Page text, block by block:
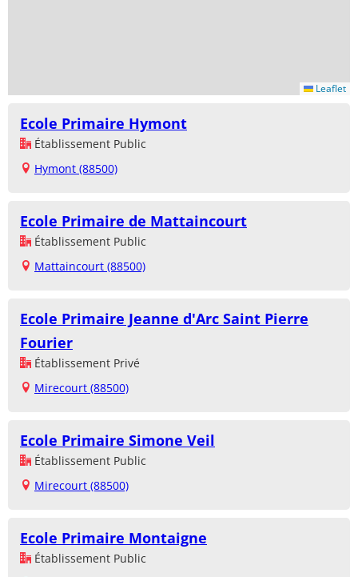
Leaflet
Ecole Primaire Hymont
Établissement Public
Hymont (88500)
Ecole Primaire de Mattaincourt
Établissement Public
Mattaincourt (88500)
Ecole Primaire Jeanne d'Arc Saint Pierre
Fourier
Établissement Privé
Mirecourt (88500)
Ecole Primaire Simone Veil
Établissement Public
Mirecourt (88500)
Ecole Primaire Montaigne
Établissement Public